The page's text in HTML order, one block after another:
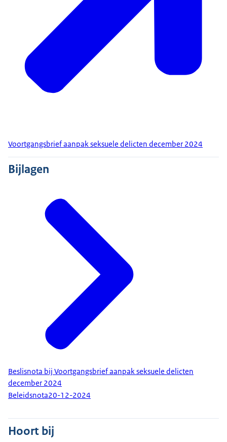
Voortgangsbrief aanpak seksuele delicten december 2024
Bijlagen
Beslisnota bij Voortgangsbrief aanpak seksuele delicten
december 2024
Beleidsnota20-12-2024
Hoort bij